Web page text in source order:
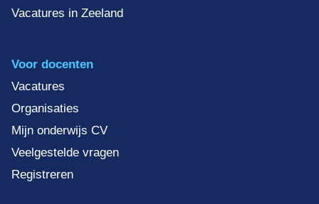
Vacatures in Zeeland
Voor docenten
Vacatures
Organisaties
Mijn onderwijs CV
Veelgestelde vragen
Registreren